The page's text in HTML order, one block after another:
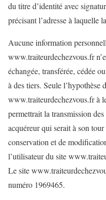
du titre d’identité avec
précisant l’adresse à laquelle
Aucune information
www.traiteurdechezvous.fr
échangée, transférée, cédée
à des tiers. Seule l’hypothèse
www.traiteurdechezvous.fr à
permettrait la transmission
acquéreur qui serait à son
conservation et de
l’utilisateur du site
Le site
numéro 1969465.